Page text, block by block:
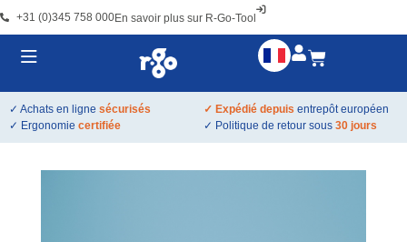
+31 (0)345 758 000En savoir plus sur R-Go-Tool
✓ Achats en ligne sécurisés ✓ Expédié depuis entrepôt européen
✓ Ergonomie certifiée ✓ Politique de retour sous 30 jours